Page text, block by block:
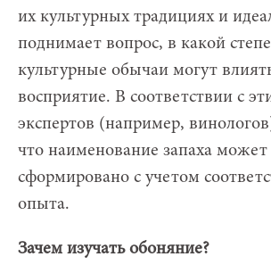
их культурных традициях и
поднимает вопрос, в какой
культурные обычаи могут
восприятие. В соответствии с
экспертов (например,
что наименование запаха
сформировано с учетом
опыта.
Зачем изучать обоняние?